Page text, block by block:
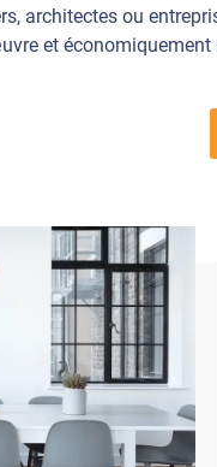
architectes ou
et économiquement